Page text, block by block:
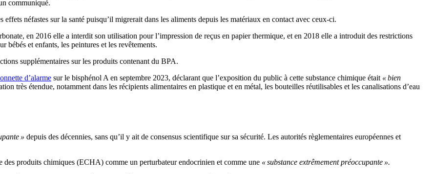
communiqué.
néfastes sur la santé puisqu’il migrerait dans les aliments depuis les matériaux en contact avec ceux-ci.
en 2016 elle a interdit son utilisation pour l’impression de reçus en papier thermique, et en 2018 elle a introduit des restrictions
bébés et enfants, les peintures et les revêtements.
supplémentaires sur les produits contenant du BPA.
d’alarme sur le bisphénol A en septembre 2023, déclarant que l’exposition du public à cette substance chimique était « bien
très étendue, notamment dans les récipients alimentaires en plastique et en métal, les bouteilles réutilisables et les canalisations d’eau
» depuis des décennies, sans qu’il y ait de consensus scientifique sur sa sécurité. Les autorités règlementaires européennes et
produits chimiques (ECHA) comme un perturbateur endocrinien et comme une « substance extrêmement préoccupante ».